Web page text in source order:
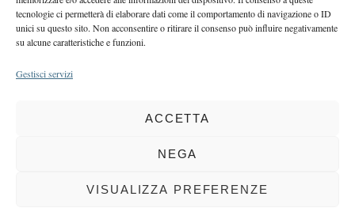
tecnologie ci permetterà di elaborare dati come il comportamento di navigazione o ID
unici su questo sito. Non acconsentire o ritirare il consenso può influire negativamente
su alcune caratteristiche e funzioni.
Gestisci servizi
ACCETTA
NEGA
VISUALIZZA PREFERENZE
EDITORIALE PRESIDENTE
Costruire futuro insieme
COPYRIGHT 2025 LA VOCE |PRIVACY
BCC DI BUSTO GAROLFO E BUGUGGIATE